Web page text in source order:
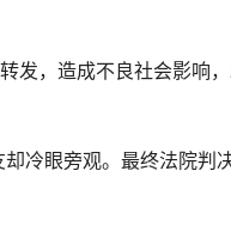
发，造成不良社会影响
冷眼旁观。最终法院判